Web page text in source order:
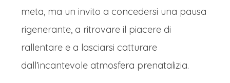
per uno dei mercatini di Natale più
autentici e atmosferici.
di dolci spezie. Le luci delle
meta, ma un invito a concedersi una pausa
rigenerante, a ritrovare il piacere di
rallentare e a lasciarsi catturare
dall’incantevole atmosfera prenatalizia.